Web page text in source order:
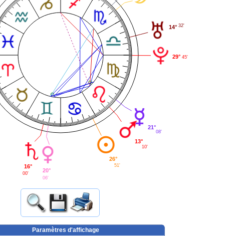
14° 32'
16°
00'
20°
06'
26°
51'
13°
10'
21°
08'
29° 45'
Paramètres d'affichage